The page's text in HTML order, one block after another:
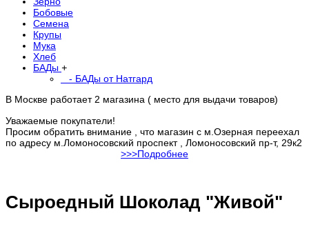
Бобовые
Семена
Крупы
Мука
Хлеб
БАДы +
- БАДы от Натгард
В Москве работает 2 магазина ( место для выдачи товаров)
Уважаемые покупатели!
Просим обратить внимание , что магазин с м.Озерная переехал
по адресу м.Ломоносовский проспект , Ломоносовский пр-т, 29к2
>>>Подробнее
Сыроедный Шоколад "Живой"